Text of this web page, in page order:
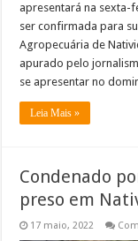
apresentará na sexta-
ser confirmada para
Agropecuária de
apurado pelo
se apresentar no
Leia Mais »
Condenado
preso em
17 maio, 2022